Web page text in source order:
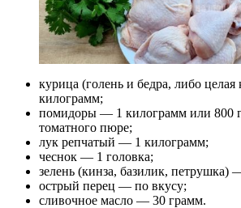
курица (голень и бедра, либо
килограмм;
помидоры — 1 килограмм или 800
томатного пюре;
лук репчатый — 1 килограмм;
чеснок — 1 головка;
зелень (кинза, базилик, петрушка)
острый перец — по вкусу;
сливочное масло — 30 грамм.